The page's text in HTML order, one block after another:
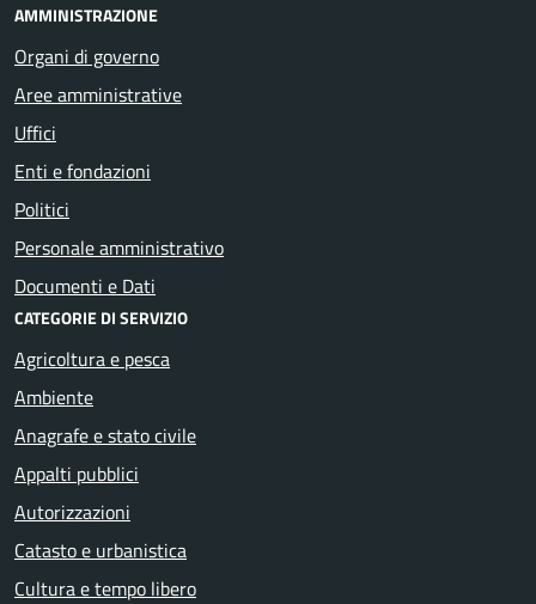
AMMINISTRAZIONE
Organi di governo
Aree amministrative
Uffici
Enti e fondazioni
Politici
Personale amministrativo
Documenti e Dati
CATEGORIE DI SERVIZIO
Agricoltura e pesca
Ambiente
Anagrafe e stato civile
Appalti pubblici
Autorizzazioni
Catasto e urbanistica
Cultura e tempo libero